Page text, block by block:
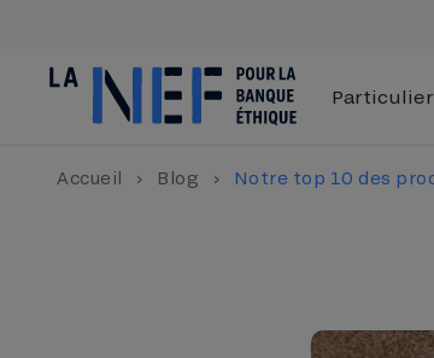
Accueil › Blog › Notre top 10 des